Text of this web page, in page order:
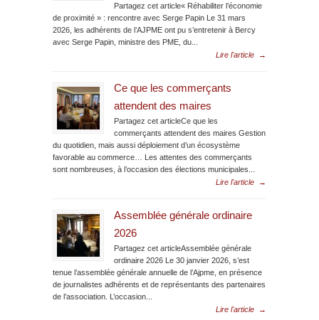
Partagez cet article« Réhabiliter l’économie
de proximité » : rencontre avec Serge Papin Le 31 mars
2026, les adhérents de l’AJPME ont pu s’entretenir à Bercy
avec Serge Papin, ministre des PME, du...
Lire l'article
→
Ce que les commerçants
attendent des maires
Partagez cet articleCe que les
commerçants attendent des maires Gestion
du quotidien, mais aussi déploiement d’un écosystème
favorable au commerce… Les attentes des commerçants
sont nombreuses, à l’occasion des élections municipales...
Lire l'article
→
Assemblée générale ordinaire
2026
Partagez cet articleAssemblée générale
ordinaire 2026 Le 30 janvier 2026, s’est
tenue l’assemblée générale annuelle de l’Ajpme, en présence
de journalistes adhérents et de représentants des partenaires
de l’association. L’occasion...
Lire l'article
→